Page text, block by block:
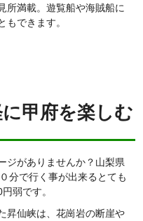
所満載。遊覧船や海賊船に
もできます。
に甲府を楽しむ
ジがありませんか？山梨県
分で行く事が出来るとても
弱です。
昇仙峡は、花崗岩の断崖や